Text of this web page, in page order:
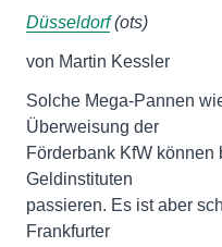
Düsseldorf(ots)
von Martin Kessler
Solche Mega-Pannen
Überweisung der
Förderbank KfW
Geldinstituten
passieren. Es ist aber
Frankfurter